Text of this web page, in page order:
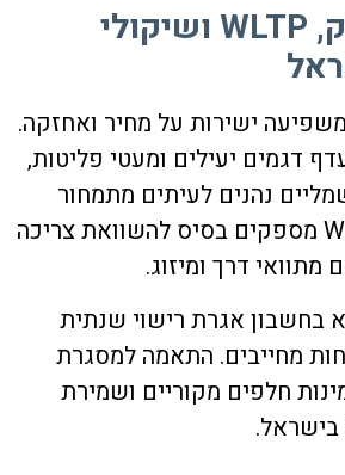
מס קנייה ירוק, WLTP ושיקולי
ישירות על מחיר ואחזקה.
דגמים יעילים ומעטי פליטות,
נהנים לעיתים מתמחור
תחרותי. נתוני WLTP מספקים בסיס להשוואת צריכה
דרך ומיזוג.
בחשבון אגרת רישוי שנתית
מחייבים. התאמה למסגרת
חלפים מקוריים ושמירת
בישראל.